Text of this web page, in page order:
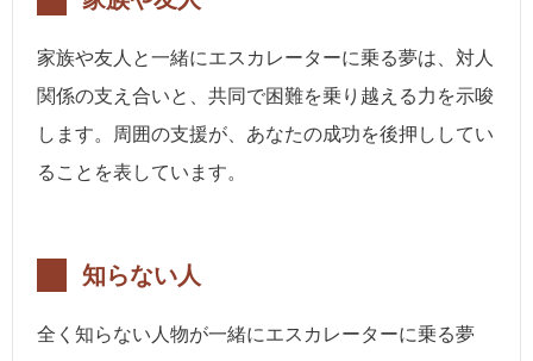
家族や友人と一緒にエスカレーターに乗る夢は、対人
関係の支え合いと、共同で困難を乗り越える力を示唆
します。周囲の支援が、あなたの成功を後押ししてい
ることを表しています。
知らない人
全く知らない人物が一緒にエスカレーターに乗る夢